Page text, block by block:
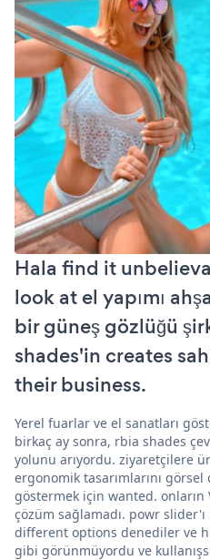
Hala find it
look at el yapımı
bir güneş gözlüğü
shades'in creates
their business.
Yerel fuarlar ve el sanatları
birkaç ay sonra, rbia shades
yolunu arıyordu. ziyaretçilere
ergonomik tasarımlarını
göstermek için wanted.
çözüm sağlamadı. powr
different options denediler ve
gibi görünmüyordu ve